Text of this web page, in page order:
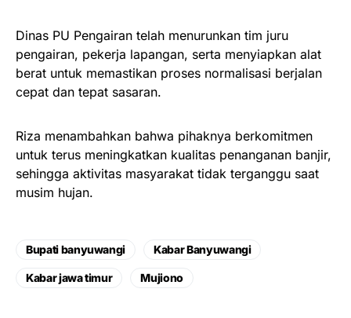
Dinas PU Pengairan telah menurunkan tim juru
pengairan, pekerja lapangan, serta menyiapkan alat
berat untuk memastikan proses normalisasi berjalan
cepat dan tepat sasaran.
Riza menambahkan bahwa pihaknya berkomitmen
untuk terus meningkatkan kualitas penanganan banjir,
sehingga aktivitas masyarakat tidak terganggu saat
musim hujan.
Bupati banyuwangi Kabar Banyuwangi
Kabar jawa timur Mujiono